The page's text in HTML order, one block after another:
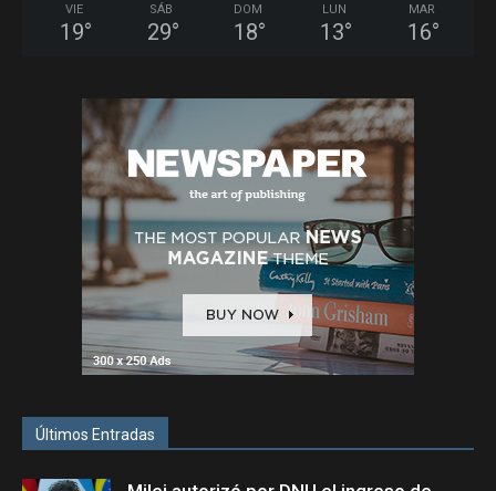
VIE
19°
SÁB
29°
DOM
18°
LUN
13°
MAR
16°
Últimos Entradas